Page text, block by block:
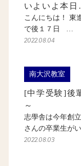
いよいよ本
こんにちは！ 東
で後１７日 …
2022.08.04
南大沢教室
[中学受験]後
～
志學舎は今年創
さんの卒業生が
2022.08.03